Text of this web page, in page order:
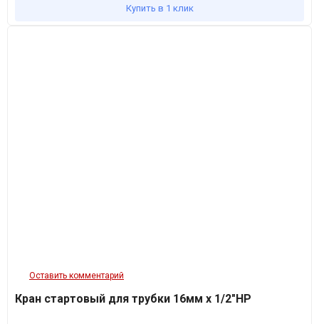
Купить в 1 клик
Оставить комментарий
Кран стартовый для трубки 16мм х 1/2"НР